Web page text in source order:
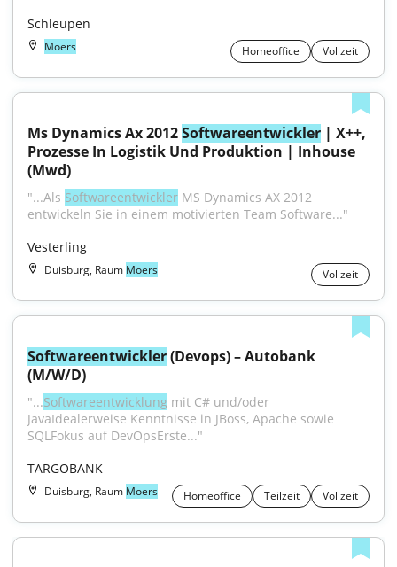
Schleupen
Moers Homeoffice Vollzeit
Ms Dynamics Ax 2012 Softwareentwickler | X++,
Prozesse In Logistik Und Produktion | Inhouse
(Mwd)
"...Als Softwareentwickler MS Dynamics AX 2012
entwickeln Sie in einem motivierten Team Software..."
Vesterling
Duisburg, Raum Moers Vollzeit
Softwareentwickler (Devops) – Autobank
(M/W/D)
"...Softwareentwicklung mit C# und/oder
JavaIdealerweise Kenntnisse in JBoss, Apache sowie
SQLFokus auf DevOpsErste..."
TARGOBANK
Duisburg, Raum Moers Homeoffice Teilzeit Vollzeit